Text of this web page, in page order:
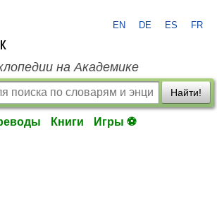
EN DE ES FR
на Академике
Найти!
Книги Игры ⚽